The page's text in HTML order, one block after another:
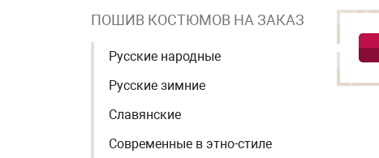
ПОШИВ КОСТЮМОВ НА ЗАКАЗ
Русские народные
Русские зимние
Славянские
Современные в этно-стиле